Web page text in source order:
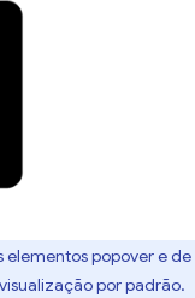
elementos popover e de
por padrão.